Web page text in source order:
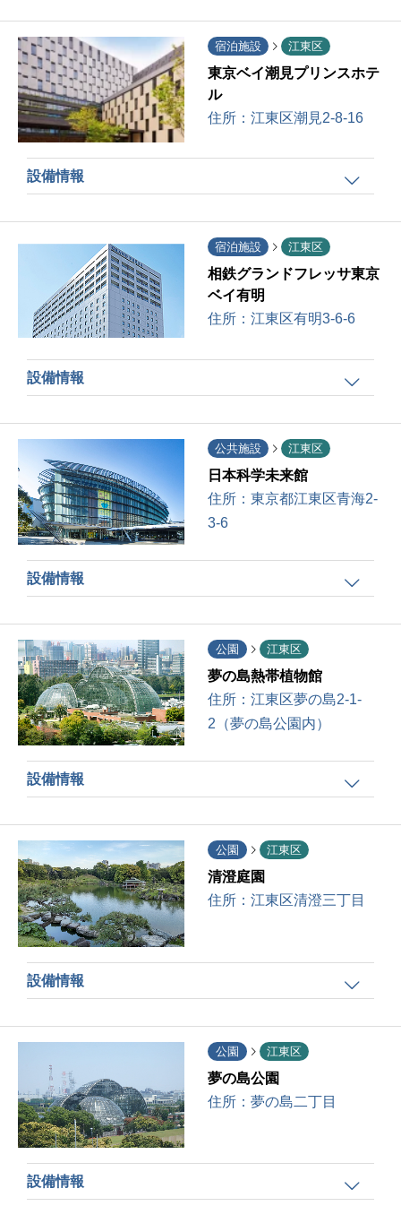
宿泊施設 江東区
東京ベイ潮見プリンスホテ
ル
住所： 江東区潮見2-8-16
設備情報
宿泊施設 江東区
相鉄グランドフレッサ東京
ベイ有明
住所： 江東区有明3-6-6
設備情報
公共施設 江東区
日本科学未来館
住所： 東京都江東区青海2-
3-6
設備情報
公園 江東区
夢の島熱帯植物館
住所： 江東区夢の島2-1-
2（夢の島公園内）
設備情報
公園 江東区
清澄庭園
住所： 江東区清澄三丁目
設備情報
公園 江東区
夢の島公園
住所： 夢の島二丁目
設備情報